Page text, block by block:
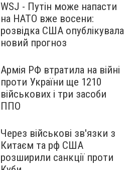
WSJ - Путін може напасти
на НАТО вже восени:
розвідка США опублікувала
новий прогноз
Армія РФ втратила на війні
проти України ще 1210
військових і три засоби
ППО
Через військові зв'язки з
Китаєм та рф США
розширили санкції проти